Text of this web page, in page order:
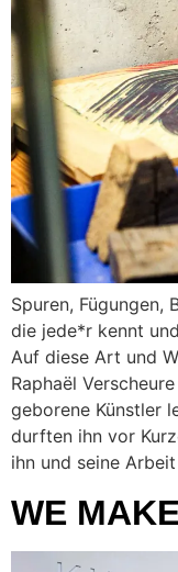
Spuren, Fügungen,
die jede*r kennt
Auf diese Art und
Raphaël
geborene Künstler
durften ihn vor
ihn und seine
WE